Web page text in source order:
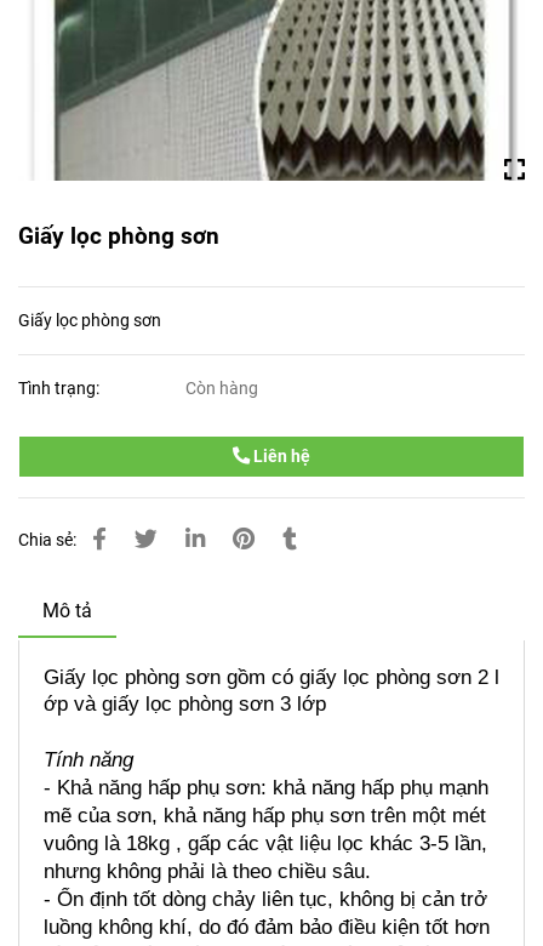
Giấy lọc phòng sơn
Giấy lọc phòng sơn
Tình trạng: Còn hàng
Liên hệ
Chia sẻ:
Mô tả
Giấy lọc phòng sơn gồm có giấy lọc phòng sơn 2 l
ớp và giấy lọc phòng sơn 3 lớp
Tính năng
- Khả năng hấp phụ sơn: khả năng hấp phụ mạnh
mẽ của sơn, khả năng hấp phụ sơn trên một mét
vuông là 18kg , gấp các vật liệu lọc khác 3-5 lần,
nhưng không phải là theo chiều sâu.
- Ổn định tốt dòng chảy liên tục, không bị cản trở
luồng không khí, do đó đảm bảo điều kiện tốt hơn